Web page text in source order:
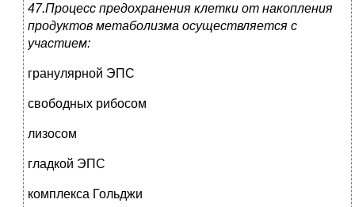
47.Процесс предохранения клетки от накопления
продуктов метаболизма осуществляется с
участием:
гранулярной ЭПС
свободных рибосом
лизосом
гладкой ЭПС
комплекса Гольджи